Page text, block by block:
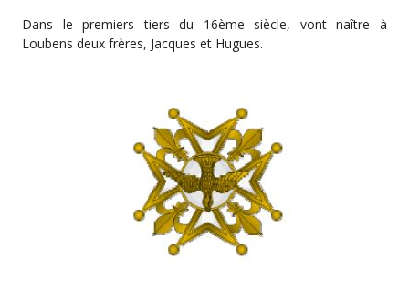
Dans le premiers tiers du 16ème siècle, vont naître à
Loubens deux frères, Jacques et Hugues.